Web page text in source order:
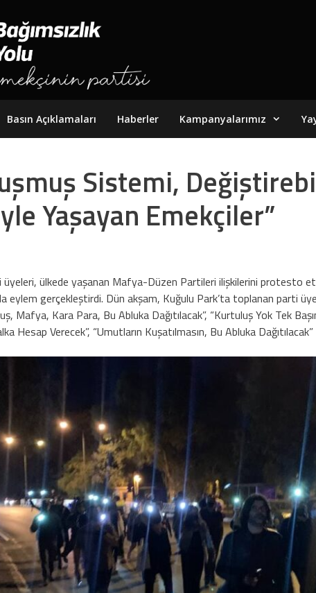
Basın Açıklamaları Haberler Kampanyalarımız
Sistemi,
Yaşayan Emekçiler”
üyeleri, ülkede yaşanan Mafya-Düzen Partileri ilişkilerini protesto
eylem gerçekleştirdi. Dün akşam, Kuğulu Park’ta toplanan parti
Mafya, Kara Para, Bu Abluka Dağıtılacak”, “Kurtuluş Yok Tek
Hesap Verecek”, “Umutların Kuşatılmasın, Bu Abluka Dağıtılacak”